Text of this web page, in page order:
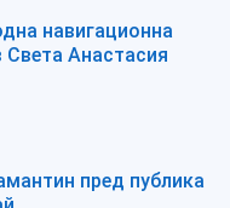
навигационна
Анастасия
пред публика